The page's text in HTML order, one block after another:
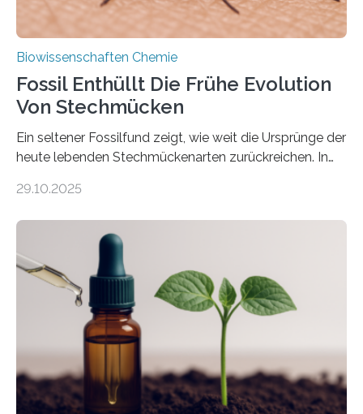
Biowissenschaften Chemie
Fossil Enthüllt Die Frühe Evolution
Von Stechmücken
Ein seltener Fossilfund zeigt, wie weit die Ursprünge der
heute lebenden Stechmückenarten zurückreichen. In
Forschende die bisher älteste bekannte Stechmücken-
Region Kachin in Myanmar und hat sich in
ausgezeichnetem Zustand erhalten. Es konnte als neue
Art einer neuen Gattung beschrieben werden und trägt
nun den Namen Cretosabethes primaevus. Dieser erste
fossile Nachweis einer Stechmückenlarve in Bernstein
stellt gleichzeitig den ersten Fossilfund einer
Mückenlarve aus dem Mesozoikum dar, denn…
29.10.2025